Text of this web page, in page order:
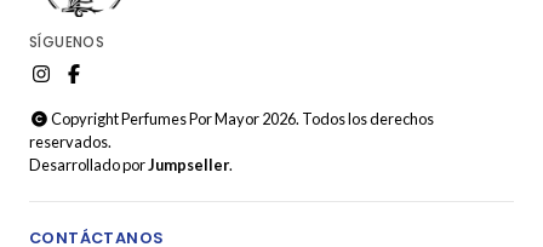
SÍGUENOS
Copyright Perfumes Por Mayor 2026. Todos los derechos
reservados.
Desarrollado porJumpseller.
CONTÁCTANOS